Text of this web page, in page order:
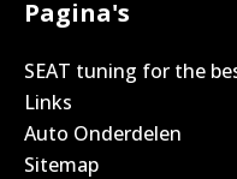
Pagina's
SEAT tuning for the
Links
Auto Onderdelen
Sitemap